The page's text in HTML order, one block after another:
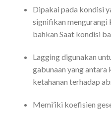
Dipakai pada kondisi
signifikan mengurangi
bahkan Saat kondisi
Lagging digunakan
gabunaan yang antara
ketahanan terhadap
Memi’iki koefisien